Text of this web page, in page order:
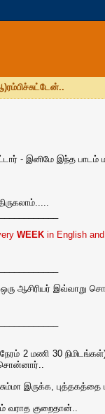
- இனிமே இந்த பாடம்
WEEK in English
ஆசிரியர் இவ்வாறு
2 மணி 30
இருக்க,
வராத குறைதான்..